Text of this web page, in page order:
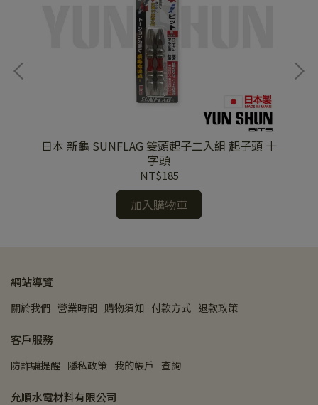
日本 新龜 SUNFLAG 雙頭起子二入組 起子頭 十
字頭
NT$185
加入購物車
網站導覽
關於我們 營業時間 購物須知 付款方式 退款政策
客戶服務
防詐騙提醒 隱私政策 我的帳戶 查詢
允順水電材料有限公司